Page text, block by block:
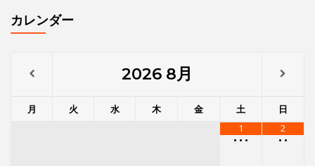
カレンダー
2026 8月
月 火 水 木 金 土
日
1
• • •
2
• •